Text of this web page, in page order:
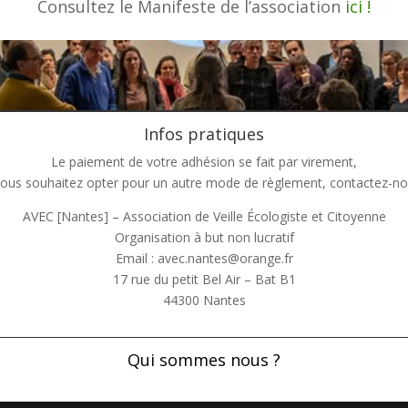
Consultez le Manifeste de l’association ici !
Infos pratiques
Le paiement de votre adhésion se fait par virement,
souhaitez opter pour un autre mode de règlement, contactez-
AVEC [Nantes] – Association de Veille Écologiste et Citoyenne
Organisation à but non lucratif
Email : avec.nantes@orange.fr
17 rue du petit Bel Air – Bat B1
44300 Nantes
Qui sommes nous ?